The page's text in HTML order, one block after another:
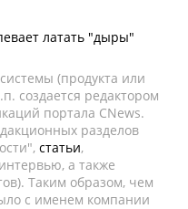
латать "дыры"
(продукта или
создается редактором
портала CNews.
разделов
статьи,
а также
Таким образом, чем
с именем компании